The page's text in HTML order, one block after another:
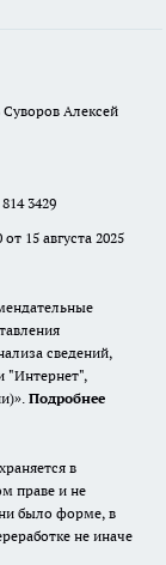
Алексей
3429
15 августа 2025
сведений,
"Интернет",
Подробнее
в
праве и не
было форме, в
не иначе